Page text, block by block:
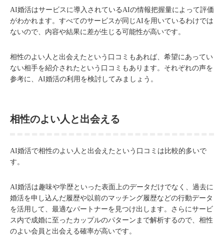
AI婚活はサービスに導入されているAIの情報把握量によって評価
がわかれます。すべてのサービスが同じAIを用いているわけでは
ないので、内容や結果に差が生じる可能性が高いです。
相性のよい人と出会えたという口コミもあれば、希望にあってい
ない相手を紹介されたという口コミもあります。それぞれの声を
参考に、AI婚活の利用を検討してみましょう。
相性のよい人と出会える
AI婚活で相性のよい人と出会えたという口コミは比較的多いで
す。
AI婚活は趣味や学歴といった表面上のデータだけでなく、過去に
婚活を申し込んだ履歴や以前のマッチング履歴などの行動データ
を活用して、最適なパートナーを見つけ出します。さらにサービ
ス内で成婚に至ったカップルのパターンまで解析するので、相性
のよい会員と出会える確率が高いです。